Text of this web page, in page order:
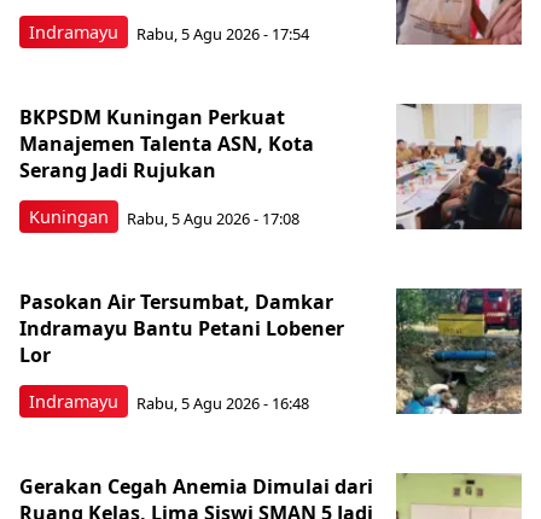
Indramayu Rabu, 5 Agu 2026 - 17:54
Kuningan
BKPSDM Kuningan Perkuat
Manajemen Talenta ASN, Kota
Serang Jadi Rujukan
Rabu, 5 Agu 2026 - 17:08
Indramayu
Pasokan Air Tersumbat, Damkar
Indramayu Bantu Petani Lobener
Lor
Rabu, 5 Agu 2026 - 16:48
Gerakan Cegah Anemia Dimulai dari
Ruang Kelas, Lima Siswi SMAN 5 Jadi